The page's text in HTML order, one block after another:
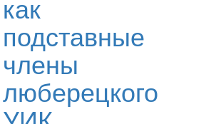
подставные
члены
люберецкого